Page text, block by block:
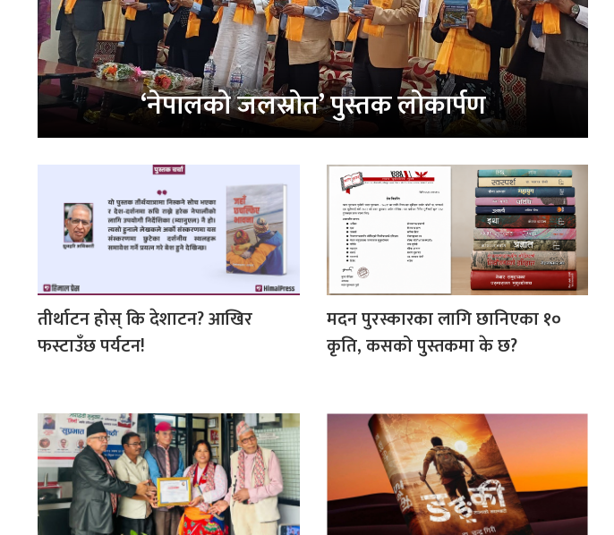
‘नेपालको जलस्रोत’ पुस्तक लोकार्पण
तीर्थाटन होस् कि देशाटन? आखिर
फस्टाउँछ पर्यटन!
मदन पुरस्कारका लागि छानिएका १०
कृति, कसको पुस्तकमा के छ?